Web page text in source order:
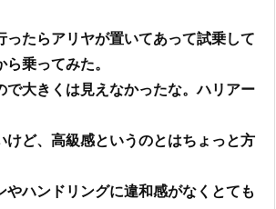
ったらアリヤが置いてあって試乗して
乗ってみた。
で大きくは見えなかったな。ハリアー
けど、高級感というのとはちょっと方
やハンドリングに違和感がなくとても